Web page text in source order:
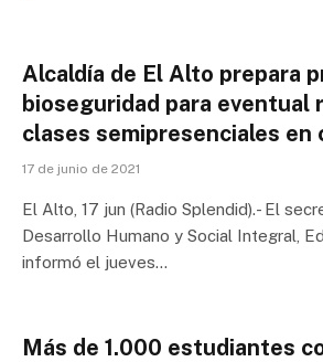
Alcaldía de El Alto prepara
bioseguridad para eventual
clases semipresenciales en
17 de junio de 2021
El Alto, 17 jun (Radio Splendid).- El
Desarrollo Humano y Social Integral,
informó el jueves…
Más de 1.000 estudiantes